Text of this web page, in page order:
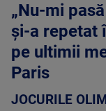
„Nu-mi
și-a repetat
pe ultimii
Paris
JOCURILE